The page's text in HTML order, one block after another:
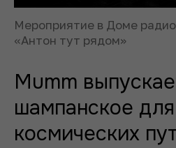
Мероприятие в Доме
«Антон тут рядом»
Mumm
шампанское для
космических